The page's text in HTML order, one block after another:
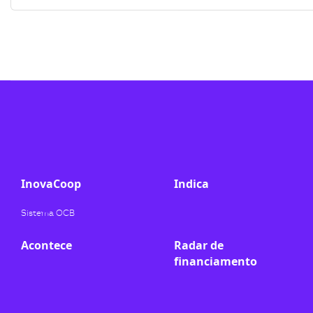
InovaCoop
Sistema OCB
Acontece
Indica
Radar de
financiamento